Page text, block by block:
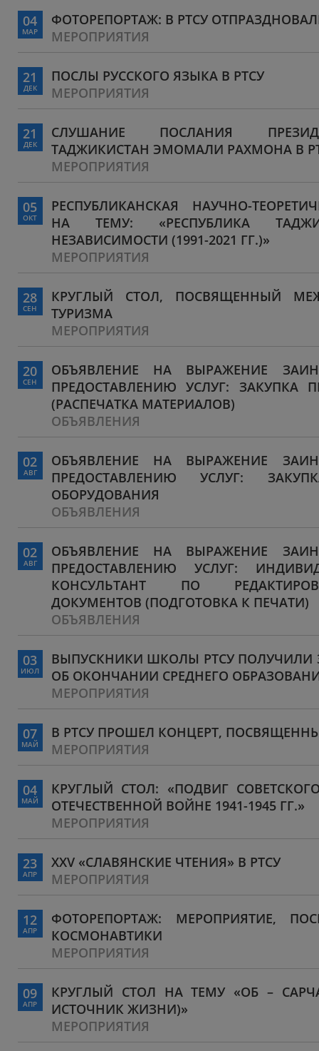
04
МАР
ФОТОРЕПОРТАЖ: В РТСУ
МЕРОПРИЯТИЯ
21
ДЕК
ПОСЛЫ РУССКОГО ЯЗЫКА В РТСУ
МЕРОПРИЯТИЯ
21
ДЕК
СЛУШАНИЕ ПОСЛАНИЯ
ТАДЖИКИСТАН ЭМОМАЛИ РАХМОНА В
МЕРОПРИЯТИЯ
05
ОКТ
РЕСПУБЛИКАНСКАЯ НАУЧНО-
НА ТЕМУ: «РЕСПУБЛИКА
НЕЗАВИСИМОСТИ (1991-2021 ГГ.)»
МЕРОПРИЯТИЯ
28
СЕН
КРУГЛЫЙ СТОЛ, ПОСВЯЩЕННЫЙ
ТУРИЗМА
МЕРОПРИЯТИЯ
20
СЕН
ОБЪЯВЛЕНИЕ НА ВЫРАЖЕНИЕ
ПРЕДОСТАВЛЕНИЮ УСЛУГ: ЗАКУПКА
(РАСПЕЧАТКА МАТЕРИАЛОВ)
ОБЪЯВЛЕНИЯ
02
АВГ
ОБЪЯВЛЕНИЕ НА ВЫРАЖЕНИЕ
ПРЕДОСТАВЛЕНИЮ УСЛУГ:
ОБОРУДОВАНИЯ
ОБЪЯВЛЕНИЯ
02
АВГ
ОБЪЯВЛЕНИЕ НА ВЫРАЖЕНИЕ
ПРЕДОСТАВЛЕНИЮ УСЛУГ:
КОНСУЛЬТАНТ ПО
ДОКУМЕНТОВ (ПОДГОТОВКА К ПЕЧАТИ)
ОБЪЯВЛЕНИЯ
03
ИЮЛ
ВЫПУСКНИКИ ШКОЛЫ РТСУ ПОЛУЧИЛИ
ОБ ОКОНЧАНИИ СРЕДНЕГО
МЕРОПРИЯТИЯ
07
МАЙ
В РТСУ ПРОШЕЛ КОНЦЕРТ,
МЕРОПРИЯТИЯ
04
МАЙ
КРУГЛЫЙ СТОЛ: «ПОДВИГ
ОТЕЧЕСТВЕННОЙ ВОЙНЕ 1941-1945 ГГ.»
МЕРОПРИЯТИЯ
23
АПР
XXV «СЛАВЯНСКИЕ ЧТЕНИЯ» В РТСУ
МЕРОПРИЯТИЯ
12
АПР
ФОТОРЕПОРТАЖ: МЕРОПРИЯТИЕ,
КОСМОНАВТИКИ
МЕРОПРИЯТИЯ
09
АПР
КРУГЛЫЙ СТОЛ НА ТЕМУ «ОБ –
ИСТОЧНИК ЖИЗНИ)»
МЕРОПРИЯТИЯ